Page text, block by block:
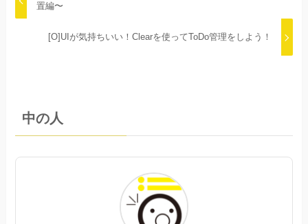
置編〜
[O]UIが気持ちいい！Clearを使ってToDo管理をしよう！
中の人